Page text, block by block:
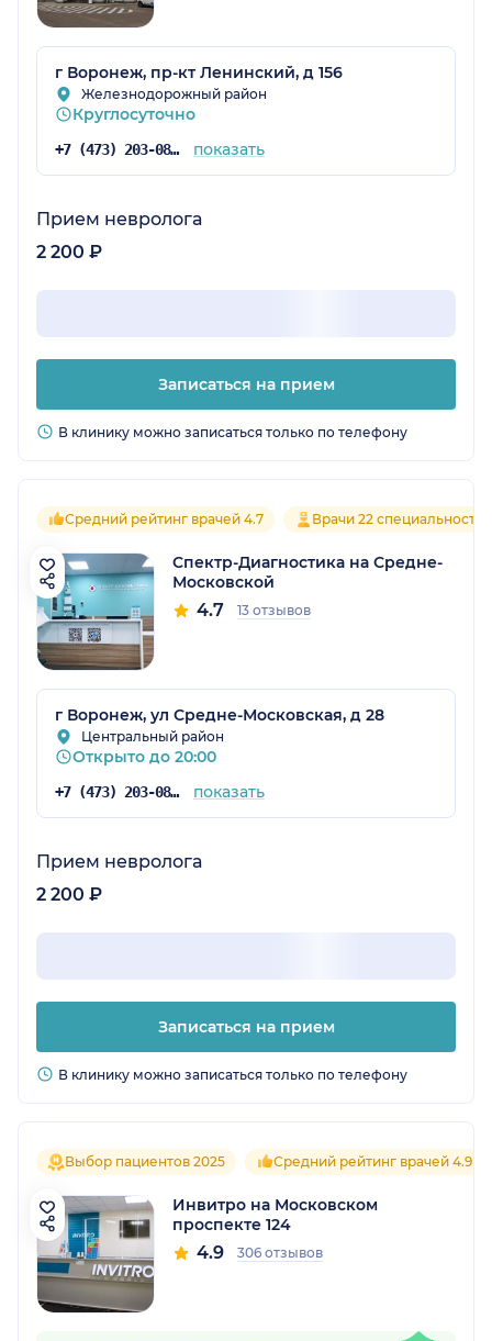
г Воронеж, пр-кт Ленинский, д 156
Железнодорожный район
Круглосуточно
+7 (473) 203-08-36 показать
Прием невролога
2 200 ₽
Записаться на прием
В клинику можно записаться только по телефону
Средний рейтинг врачей 4.7 Врачи 22 специальностей
Спектр-Диагностика на Средне-
Московской
4.7 13 отзывов
г Воронеж, ул Средне-Московская, д 28
Центральный район
Открыто до 20:00
+7 (473) 203-08-36 показать
Прием невролога
2 200 ₽
Записаться на прием
В клинику можно записаться только по телефону
Выбор пациентов 2025 Средний рейтинг врачей 4.9
Инвитро на Московском
проспекте 124
4.9 306 отзывов